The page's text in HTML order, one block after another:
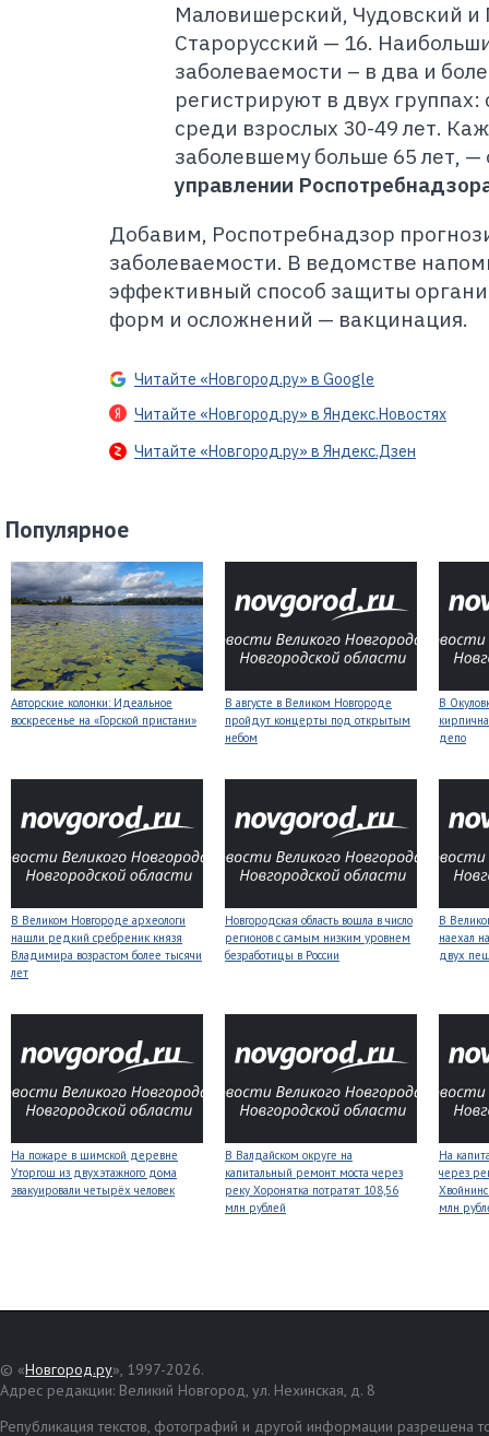
Маловишерский, Чудовский и
Старорусский — 16.
заболеваемости – в два и
регистрируют в двух
среди взрослых 30-49 лет.
заболевшему больше 65 лет, —
управлении
Добавим, Роспотребнадзор
заболеваемости. В ведомстве
эффективный способ защиты
форм и осложнений — вакцинация.
Читайте «Новгород.ру» в Google
Читайте «Новгород.ру» в Яндекс.Новостях
Читайте «Новгород.ру» в Яндекс.Дзен
Популярное
Авторские колонки: Идеальное
воскресенье на «Горской пристани»
В августе в Великом Новгороде
пройдут концерты под открытым
небом
В
депо
В Великом Новгороде археологи
нашли редкий сребреник князя
Владимира возрастом более тысячи
лет
Новгородская область вошла в число
регионов с самым низким уровнем
безработицы в России
В
наехал
двух
На пожаре в шимской деревне
Уторгош из двухэтажного дома
эвакуировали четырёх человек
В Валдайском округе на
капитальный ремонт моста через
реку Хоронятка потратят 108,56
млн рублей
На
через
млн
© «Новгород.ру», 1997-2026.
Адрес редакции: Великий Новгород, ул. Нехинская, д. 8
Републикация текстов, фотографий и другой информации разрешена